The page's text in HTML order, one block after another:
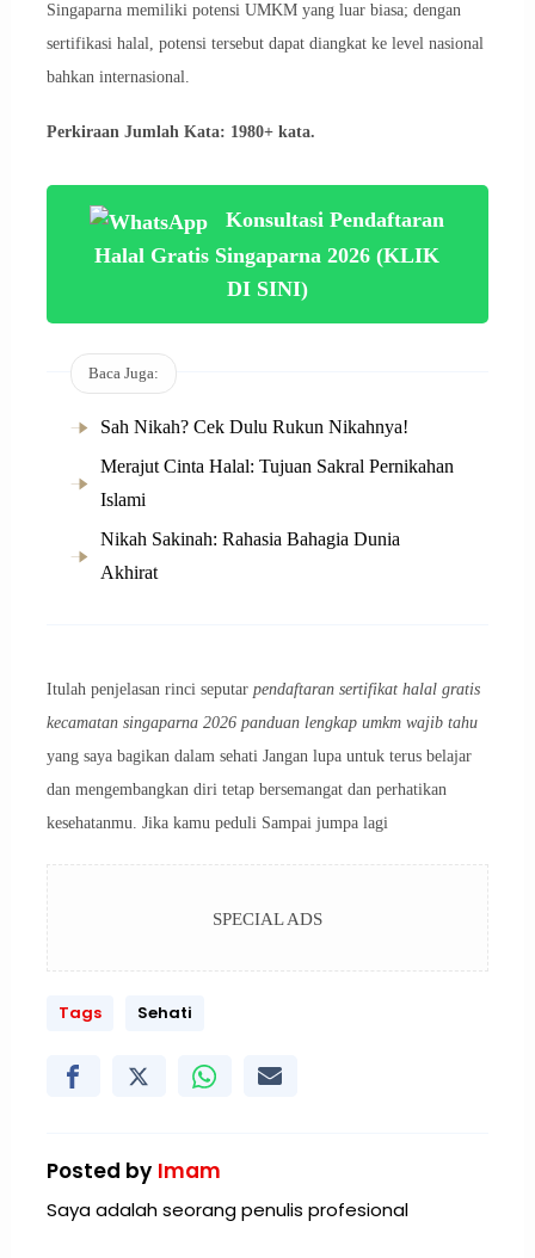
Singaparna memiliki potensi UMKM yang luar biasa; dengan
sertifikasi halal, potensi tersebut dapat diangkat ke level nasional
bahkan internasional.
Perkiraan Jumlah Kata: 1980+ kata.
Konsultasi Pendaftaran
Halal Gratis Singaparna 2026 (KLIK
DI SINI)
Baca Juga:
Sah Nikah? Cek Dulu Rukun Nikahnya!
Merajut Cinta Halal: Tujuan Sakral Pernikahan
Islami
Nikah Sakinah: Rahasia Bahagia Dunia
Akhirat
Itulah penjelasan rinci seputar pendaftaran sertifikat halal gratis
kecamatan singaparna 2026 panduan lengkap umkm wajib tahu
yang saya bagikan dalam sehati Jangan lupa untuk terus belajar
dan mengembangkan diri tetap bersemangat dan perhatikan
kesehatanmu. Jika kamu peduli Sampai jumpa lagi
SPECIAL ADS
Tags Sehati
Posted by Imam
Saya adalah seorang penulis profesional